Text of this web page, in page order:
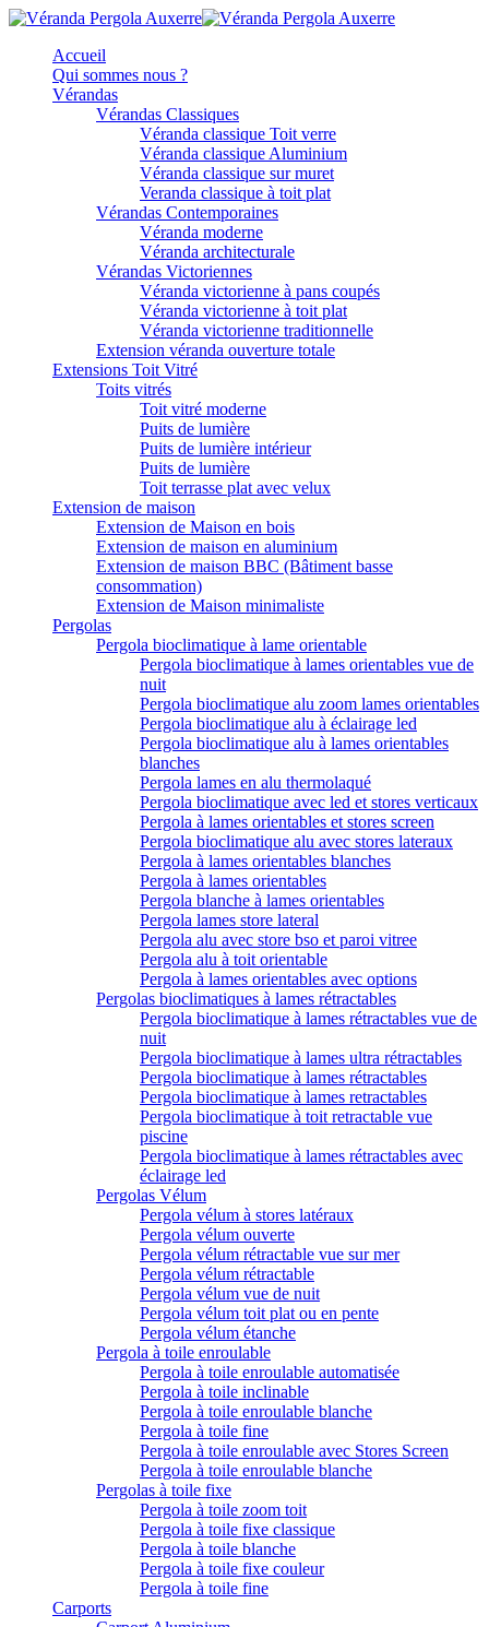
Accueil
Qui sommes nous ?
Vérandas
Vérandas Classiques
Véranda classique Toit verre
Véranda classique Aluminium
Véranda classique sur muret
Veranda classique à toit plat
Vérandas Contemporaines
Véranda moderne
Véranda architecturale
Vérandas Victoriennes
Véranda victorienne à pans coupés
Véranda victorienne à toit plat
Véranda victorienne traditionnelle
Extension véranda ouverture totale
Extensions Toit Vitré
Toits vitrés
Toit vitré moderne
Puits de lumière
Puits de lumière intérieur
Puits de lumière
Toit terrasse plat avec velux
Extension de maison
Extension de Maison en bois
Extension de maison en aluminium
Extension de maison BBC (Bâtiment basse
consommation)
Extension de Maison minimaliste
Pergolas
Pergola bioclimatique à lame orientable
Pergola bioclimatique à lames orientables vue de
nuit
Pergola bioclimatique alu zoom lames orientables
Pergola bioclimatique alu à éclairage led
Pergola bioclimatique alu à lames orientables
blanches
Pergola lames en alu thermolaqué
Pergola bioclimatique avec led et stores verticaux
Pergola à lames orientables et stores screen
Pergola bioclimatique alu avec stores lateraux
Pergola à lames orientables blanches
Pergola à lames orientables
Pergola blanche à lames orientables
Pergola lames store lateral
Pergola alu avec store bso et paroi vitree
Pergola alu à toit orientable
Pergola à lames orientables avec options
Pergolas bioclimatiques à lames rétractables
Pergola bioclimatique à lames rétractables vue de
nuit
Pergola bioclimatique à lames ultra rétractables
Pergola bioclimatique à lames rétractables
Pergola bioclimatique à lames retractables
Pergola bioclimatique à toit retractable vue
piscine
Pergola bioclimatique à lames rétractables avec
éclairage led
Pergolas Vélum
Pergola vélum à stores latéraux
Pergola vélum ouverte
Pergola vélum rétractable vue sur mer
Pergola vélum rétractable
Pergola vélum vue de nuit
Pergola vélum toit plat ou en pente
Pergola vélum étanche
Pergola à toile enroulable
Pergola à toile enroulable automatisée
Pergola à toile inclinable
Pergola à toile enroulable blanche
Pergola à toile fine
Pergola à toile enroulable avec Stores Screen
Pergola à toile enroulable blanche
Pergolas à toile fixe
Pergola à toile zoom toit
Pergola à toile fixe classique
Pergola à toile blanche
Pergola à toile fixe couleur
Pergola à toile fine
Carports